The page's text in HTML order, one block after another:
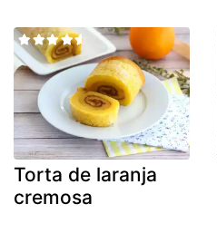
Torta de laranja
cremosa